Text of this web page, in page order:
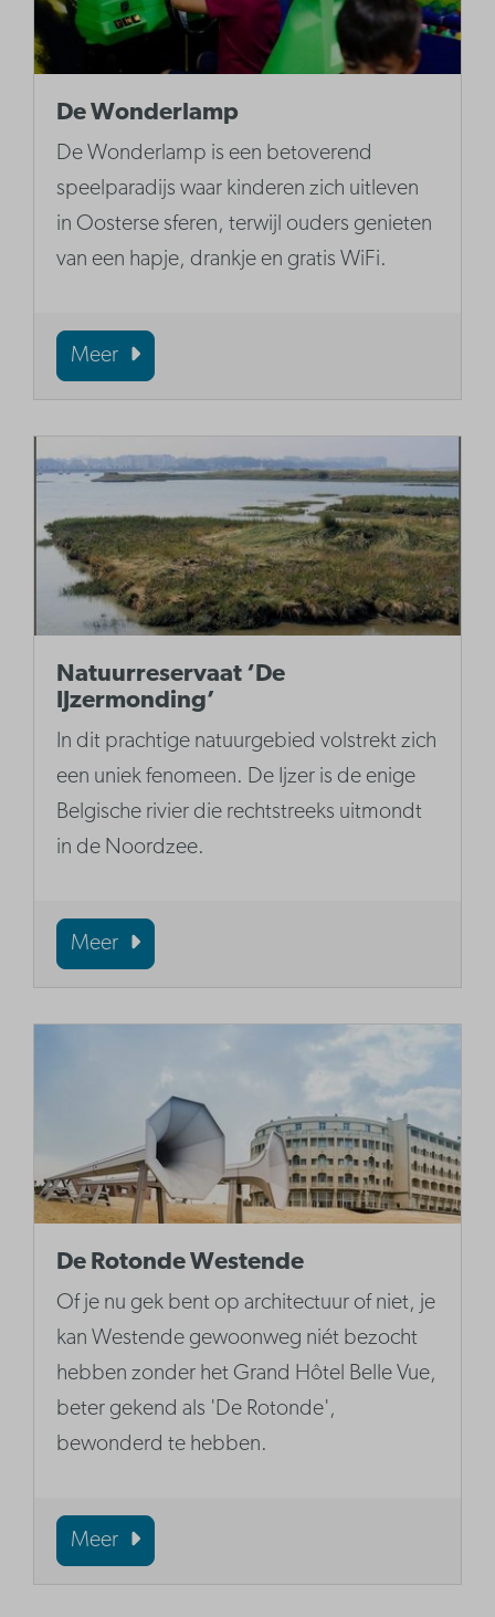
De Wonderlamp
De Wonderlamp is een betoverend
speelparadijs waar kinderen zich uitleven
in Oosterse sferen, terwijl ouders genieten
van een hapje, drankje en gratis WiFi.
Meer
Natuurreservaat ‘De
IJzermonding’
In dit prachtige natuurgebied volstrekt zich
een uniek fenomeen. De Ijzer is de enige
Belgische rivier die rechtstreeks uitmondt
in de Noordzee.
Meer
De Rotonde Westende
Of je nu gek bent op architectuur of niet, je
kan Westende gewoonweg niét bezocht
hebben zonder het Grand Hôtel Belle Vue,
beter gekend als 'De Rotonde',
bewonderd te hebben.
Meer